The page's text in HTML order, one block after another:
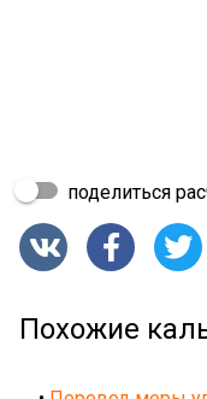
поделиться
  
Похожие